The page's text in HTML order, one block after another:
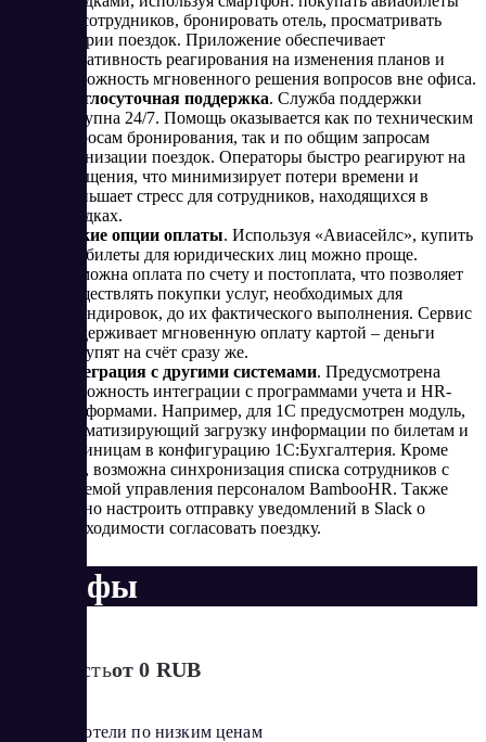
для сотрудников, бронировать отель, просматривать
истории поездок. Приложение обеспечивает
оперативность реагирования на изменения планов и
возможность мгновенного решения вопросов вне офиса.
Круглосуточная поддержка. Служба поддержки
доступна 24/7. Помощь оказывается как по техническим
вопросам бронирования, так и по общим запросам
организации поездок. Операторы быстро реагируют на
обращения, что минимизирует потери времени и
уменьшает стресс для сотрудников, находящихся в
поездках​.
Гибкие опции оплаты. Используя «Авиасейлс», купить
авиабилеты для юридических лиц можно проще.
Возможна оплата по счету и постоплата, что позволяет
осуществлять покупки услуг, необходимых для
командировок, до их фактического выполнения. Сервис
поддерживает мгновенную оплату картой – деньги
поступят на счёт сразу же.
Интеграция с другими системами. Предусмотрена
возможность интеграции с программами учета и HR-
платформами. Например, для 1С предусмотрен модуль,
автоматизирующий загрузку информации по билетам и
гостиницам в конфигурацию 1С:Бухгалтерия. Кроме
того, возможна синхронизация списка сотрудников с
системой управления персоналом BambooHR. Также
можно настроить отправку уведомлений в Slack о
необходимости согласовать поездку.
Тарифы
Стоимостьот 0 RUB
Билеты и отели по низким ценам